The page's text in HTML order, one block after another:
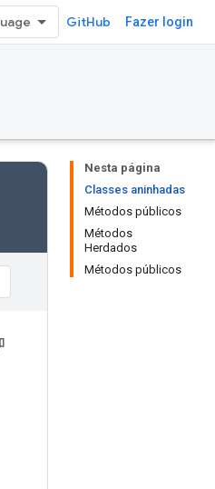
GitHub Fazer login
Nesta página
Classes aninhadas
Métodos públicos
Métodos
Herdados
Métodos públicos